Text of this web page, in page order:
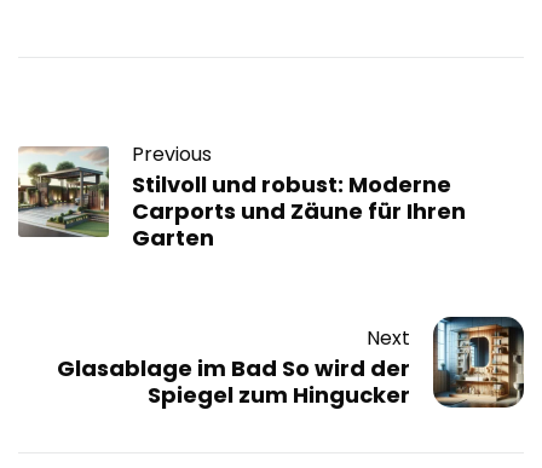
Previous
Stilvoll und robust: Moderne
Carports und Zäune für Ihren
Garten
Next
Glasablage im Bad So wird der
Spiegel zum Hingucker